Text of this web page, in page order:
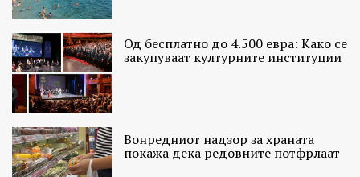
Од бесплатно до 4.500 евра: Како се
закупуваат културните институции
Вонредниот надзор за храната
покажа дека редовните потфрлаат